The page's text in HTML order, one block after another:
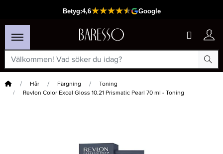
Hem Hår Färgning
Toning
Revlon Color Excel Gloss 10.21 Prismatic Pearl 70 ml - Toning